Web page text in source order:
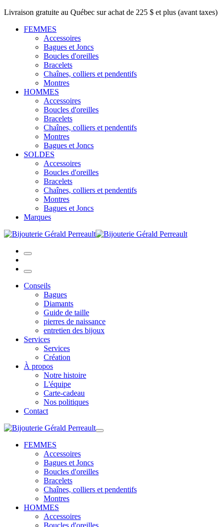
Livraison gratuite au Québec sur achat de 225 $ et plus (avant taxes)
FEMMES
Accessoires
Bagues et Joncs
Boucles d'oreilles
Bracelets
Chaînes, colliers et pendentifs
Montres
HOMMES
Accessoires
Boucles d'oreilles
Bracelets
Chaînes, colliers et pendentifs
Montres
Bagues et Joncs
SOLDES
Accessoires
Boucles d'oreilles
Bracelets
Chaînes, colliers et pendentifs
Montres
Bagues et Joncs
Marques
Conseils
Bagues
Diamants
Guide de taille
pierres de naissance
entretien des bijoux
Services
Services
Création
À propos
Notre histoire
L'équipe
Carte-cadeau
Nos politiques
Contact
FEMMES
Accessoires
Bagues et Joncs
Boucles d'oreilles
Bracelets
Chaînes, colliers et pendentifs
Montres
HOMMES
Accessoires
Boucles d'oreilles